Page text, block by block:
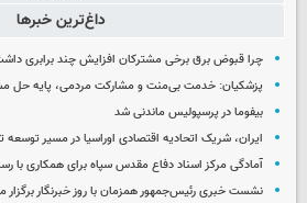
داغ‌ترین خبرها
چرا قبوض برق برخی مشترکان افزایش چند برابری
پزشکیان: خدمت بی‌منت و مشارکت مردمی، پایه حل
بیفوما در پرسپولیس ماندنی شد
ایران، شریک اتحادیه اقتصادی اوراسیا در مسیر توسعه
آمادگی مرکز اسناد دفاع مقدس سپاه برای همکاری با
نشست خبری رئیس‌جمهور همزمان با روز خبرنگار برگزار